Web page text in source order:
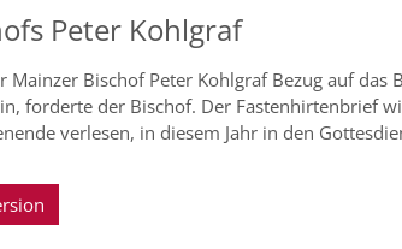
Peter Kohlgraf
Bischof Peter Kohlgraf Bezug auf das
forderte der Bischof. Der Fastenhirtenbrief
verlesen, in diesem Jahr in den